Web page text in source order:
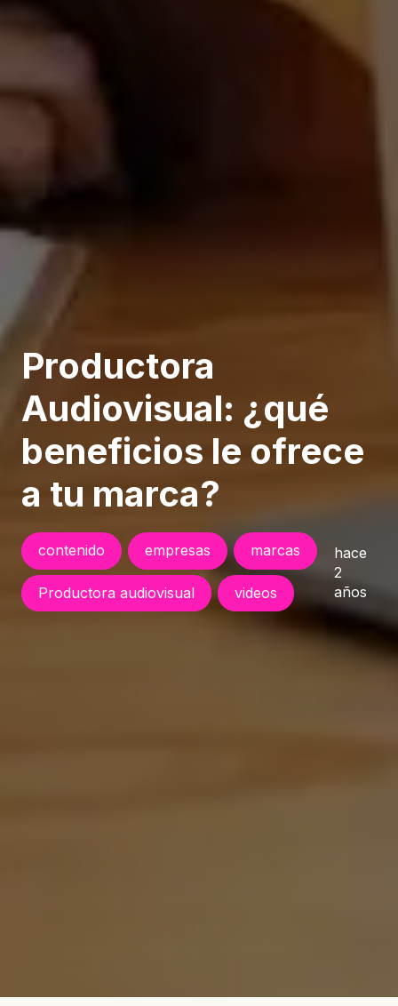
Productora
Audiovisual: ¿qué
beneficios le ofrece
a tu marca?
contenido empresas marcas
Productora audiovisual videos
hace
2
años